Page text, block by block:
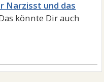
Narzisst und das